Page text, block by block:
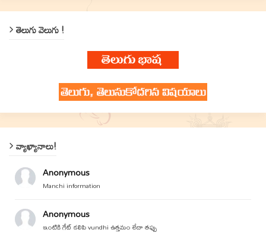
తెలుగు వెలుగు !
వ్యాఖ్యానాలు!
Anonymous
Manchi information
Anonymous
ఇంటికి గేట్ కలిపి vundhi ఉత్తమం లేదా తప్పు